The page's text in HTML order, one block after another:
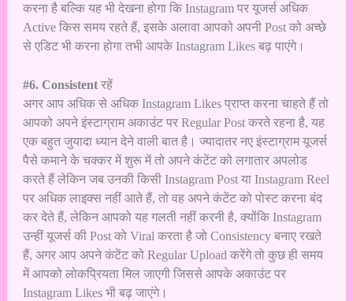
करना है बल्कि यह भी देखना होगा कि Instagram पर यूजर्स अधिक
Active किस समय रहते हैं, इसके अलावा आपको अपनी Post को अच्छे
से एडिट भी करना होगा तभी आपके Instagram Likes बढ़ पाएंगे।
#6. Consistent रहें
अगर आप अधिक से अधिक Instagram Likes प्राप्त करना चाहते हैं तो
आपको अपने इंस्टाग्राम अकाउंट पर Regular Post करते रहना है, यह
एक बहुत जुयादा ध्यान देने वाली बात है। ज्यादातर नए इंस्टाग्राम यूजर्स
पैसे कमाने के चक्कर में शुरू में तो अपने कंटेंट को लगातार अपलोड
करते हैं लेकिन जब उनकी किसी Instagram Post या Instagram Reel
पर अधिक लाइक्स नहीं आते हैं, तो वह अपने कंटेंट को पोस्ट करना बंद
कर देते हैं, लेकिन आपको यह गलती नहीं करनी है, क्योंकि Instagram
उन्हीं यूजर्स की Post को Viral करता है जो Consistency बनाए रखते
हैं, अगर आप अपने कंटेंट को Regular Upload करेंगे तो कुछ ही समय
में आपको लोकप्रियता मिल जाएगी जिससे आपके अकाउंट पर
Instagram Likes भी बढ़ जाएंगे।